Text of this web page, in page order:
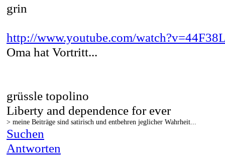
grin
http://www.youtube.com/
Oma hat Vortritt...
grüssle topolino
Liberty and dependence for ever
> meine Beiträge sind satirisch und entbehren jeglicher Wahrheit...
Suchen
Antworten